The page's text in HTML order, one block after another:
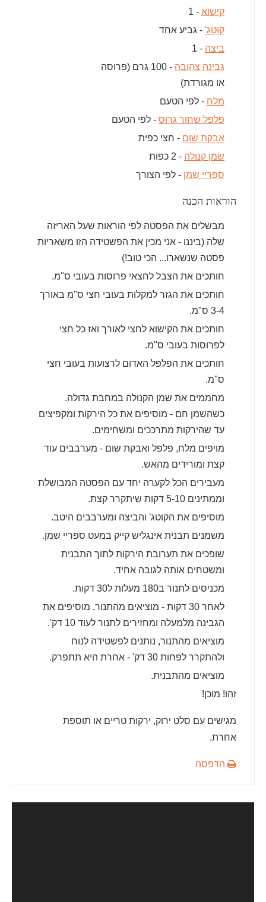
קישוא - 1
קוטג' - גביע אחד
ביצה - 1
גבינה צהובה
- 100 גרם (פרוסה
או מגורדת)
מלח - לפי הטעם
פלפל שחור גרוס - לפי הטעם
אבקת שום - חצי כפית
שמן קנולה - 2 כפות
ספריי שמן - לפי הצורך
הוראות הכנה
מבשלים את הפסטה לפי הוראות שעל האריזה
שלה (ביננו - אני מכין את הפשטידה הזו משאריות
פסטה שנשארו... הכי טוב!)
חותכים את הצבל לחצאי פרוסות בעובי ס"מ.
חותכים את הגזר למקלות בעובי חצי ס"מ באורך
3-4 ס"מ.
חותכים את הקישוא לחצי לאורך ואז כל חצי
לפרוסות בעובי ס"מ.
חותכים את הפלפל האדום לרצועות בעובי חצי
ס"מ.
מחממים את שמן הקנולה במחבת גדולה.
כשהשמן חם - מוסיפים את כל הירקות ומקפיצים
עד שהירקות מתרככים ומשחימים.
מויפים מלח, פלפל ואבקת שום - מערבבים עוד
קצת ומורידים מהאש.
מעבירים הכל לקערה יחד עם הפסטה המבושלת
וממתינים 5-10 דקות שיתקרר קצת.
מוסיפים את הקוטג' והביצה ומערבבים היטב.
משמנים תבנית אינגליש קייק במעט ספריי שמן.
שופכים את תערובת הירקות לתוך התבנית
ומשטחים אותה לגובה אחיד.
מכניסים לתנור ב180 מעלות ל30 דקות.
לאחר 30 דקות - מוציאים מהתנור, מוסיפים את
הגבינה מלמעלה ומחזירים לתנור לעוד 10 דק'.
מוציאים מהתנור, נותנים לפשטידה לנוח
ולהתקרר לפחות 30 דק' - אחרת היא תתפרק.
מוציאים מהתבנית.
זהו! מוכן!
מגישים עם סלט ירוק, ירקות טריים או תוספת
אחרת.
הדפסה